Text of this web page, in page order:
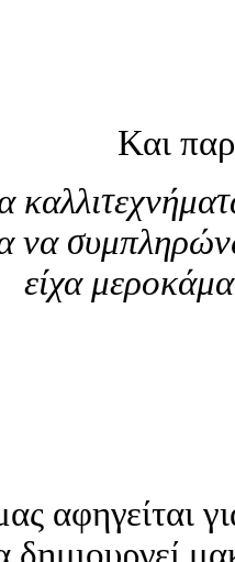
Και
να
είχα
αφηγείται